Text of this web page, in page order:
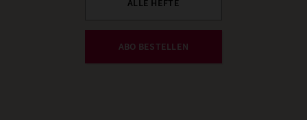
ALLE HEFTE
ABO BESTELLEN